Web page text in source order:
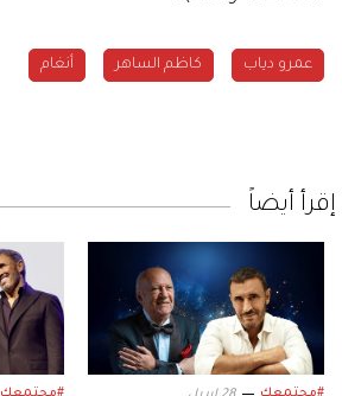
عمرو دياب كاظم الساهر أنغام
إقرأ أيضاً